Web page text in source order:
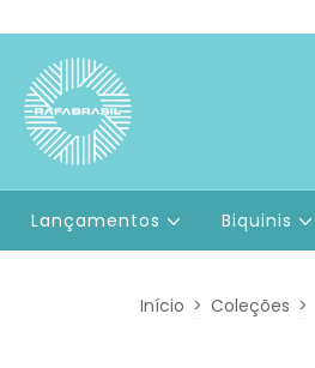
Lançamentos Biquinis
Início > Coleções >